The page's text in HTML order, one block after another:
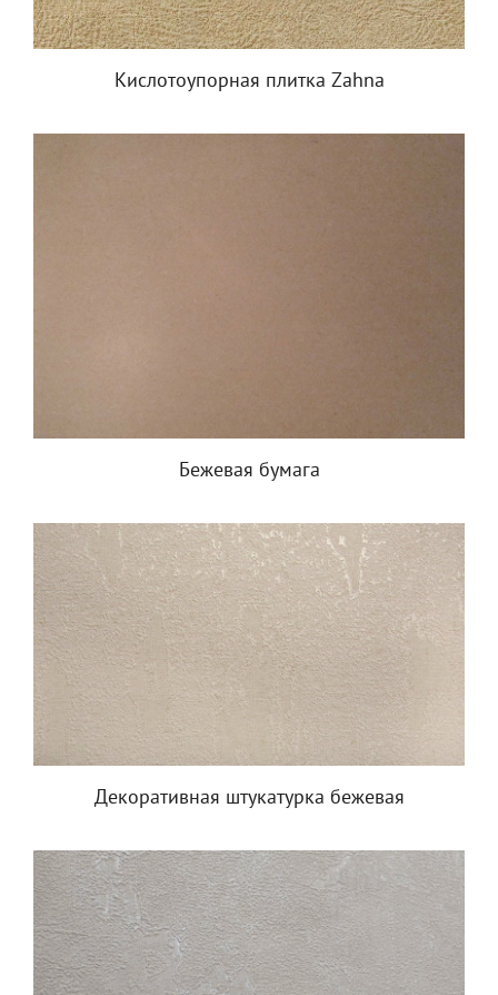
Кислотоупорная плитка Zahna
Бежевая бумага
Декоративная штукатурка бежевая